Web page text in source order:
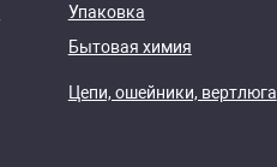
Упаковка
Бытовая химия
Цепи, ошейники, вертлюга